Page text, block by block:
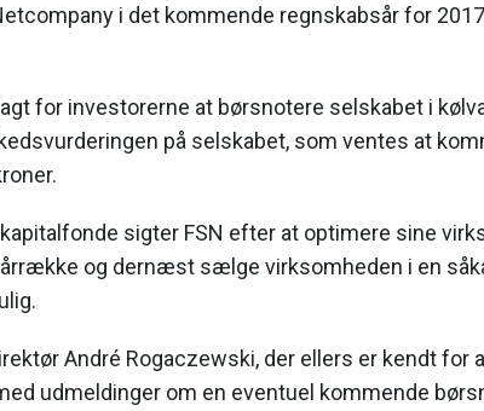
i det kommende regnskabsår for
for investorerne at børsnotere selskabet i
på selskabet, som ventes at
sigter FSN efter at optimere sine
og dernæst sælge virksomheden i en
André Rogaczewski, der ellers er kendt for
udmeldinger om en eventuel kommende